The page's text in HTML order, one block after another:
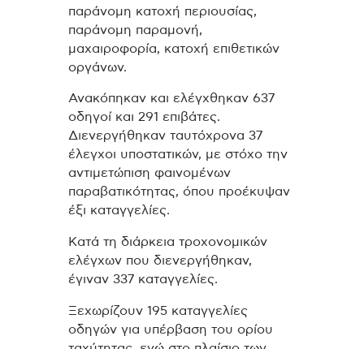
παράνομη κατοχή περιουσίας,
παράνομη παραμονή,
μαχαιροφορία, κατοχή επιθετικών
οργάνων.
Ανακόπηκαν και ελέγχθηκαν 637
οδηγοί και 291 επιβάτες.
Διενεργήθηκαν ταυτόχρονα 37
έλεγχοι υποστατικών, με στόχο την
αντιμετώπιση φαινομένων
παραβατικότητας, όπου προέκυψαν
έξι καταγγελίες.
Κατά τη διάρκεια τροχονομικών
ελέγχων που διενεργήθηκαν,
έγιναν 337 καταγγελίες.
Ξεχωρίζουν 195 καταγγελίες
οδηγών για υπέρβαση του ορίου